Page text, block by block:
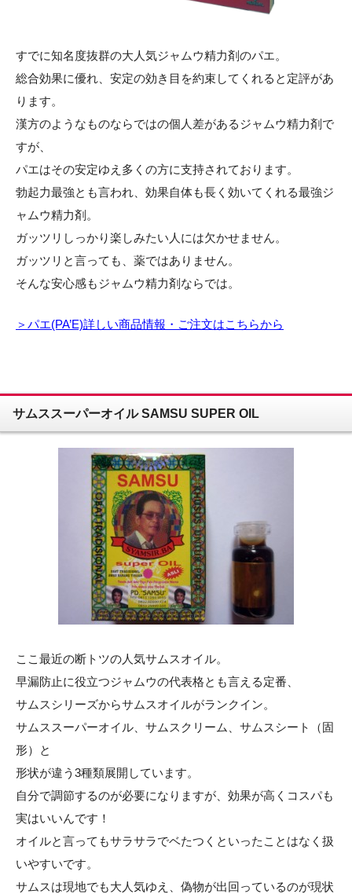
すでに知名度抜群の大人気ジャムウ精力剤のパエ。
総合効果に優れ、安定の効き目を約束してくれると定評があ
ります。
漢方のようなものならではの個人差があるジャムウ精力剤で
すが、
パエはその安定ゆえ多くの方に支持されております。
勃起力最強とも言われ、効果自体も長く効いてくれる最強ジ
ャムウ精力剤。
ガッツリしっかり楽しみたい人には欠かせません。
ガッツリと言っても、薬ではありません。
そんな安心感もジャムウ精力剤ならでは。
＞パエ(PA’E)詳しい商品情報・ご注文はこちらから
サムススーパーオイル SAMSU SUPER OIL
ここ最近の断トツの人気サムスオイル。
早漏防止に役立つジャムウの代表格とも言える定番、
サムスシリーズからサムスオイルがランクイン。
サムススーパーオイル、サムスクリーム、サムスシート（固
形）と
形状が違う3種類展開しています。
自分で調節するのが必要になりますが、効果が高くコスパも
実はいいんです！
オイルと言ってもサラサラでベたつくといったことはなく扱
いやすいです。
サムスは現地でも大人気ゆえ、偽物が出回っているのが現状